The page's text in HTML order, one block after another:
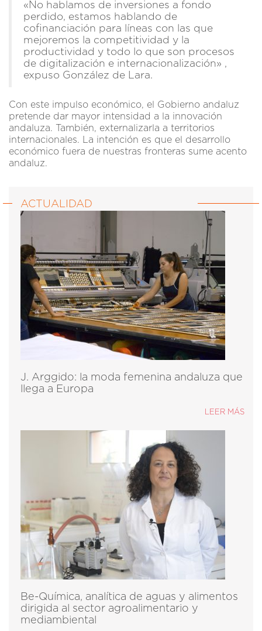
«No hablamos de inversiones a fondo
perdido, estamos hablando de
cofinanciación para líneas con las que
mejoremos la competitividad y la
productividad y todo lo que son procesos
de digitalización e internacionalización» ,
expuso González de Lara.
Con este impulso económico, el Gobierno andaluz
pretende dar mayor intensidad a la innovación
andaluza. También, externalizarla a territorios
internacionales. La intención es que el desarrollo
económico fuera de nuestras fronteras sume acento
andaluz.
ACTUALIDAD
J. Arggido: la moda femenina andaluza que
llega a Europa
LEER MÁS
Be-Química, analítica de aguas y alimentos
dirigida al sector agroalimentario y
mediambiental